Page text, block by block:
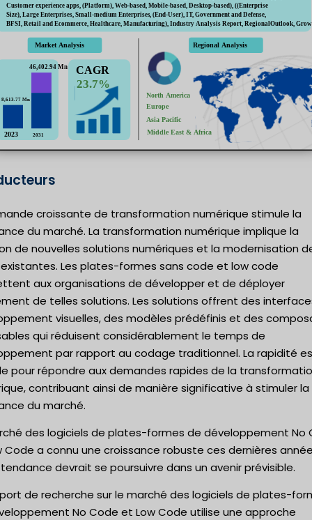
croissante de transformation numérique stimule la
du marché. La transformation numérique implique la
de nouvelles solutions numériques et la modernisation
Les plates-formes sans code et low code
aux organisations de développer et de déployer
de telles solutions. Les solutions offrent des
visuelles, des modèles prédéfinis et des
qui réduisent considérablement le temps de
par rapport au codage traditionnel. La rapidité
pour répondre aux demandes rapides de la
contribuant ainsi de manière significative à stimuler la
du marché.
des logiciels de plates-formes de développement No
Code a connu une croissance robuste ces dernières
devrait se poursuivre dans un avenir prévisible.
de recherche sur le marché des logiciels de plates-
No Code et Low Code utilise une approche